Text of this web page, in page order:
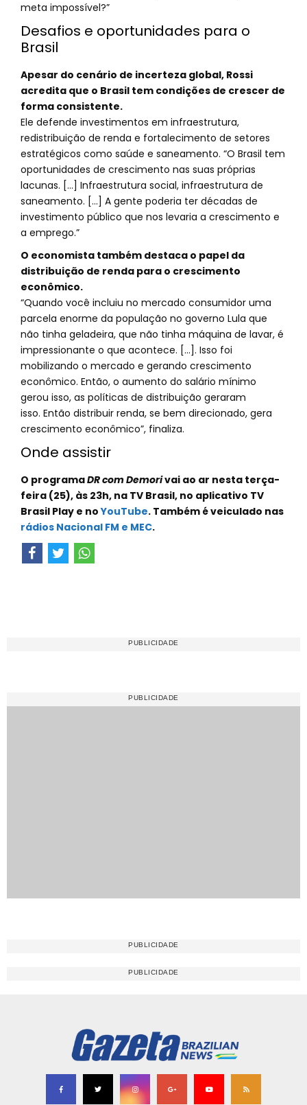
meta impossível?”
Desafios e oportunidades para o
Brasil
Apesar do cenário de incerteza global, Rossi
acredita que o Brasil tem condições de crescer de
forma consistente.
Ele defende investimentos em infraestrutura,
redistribuição de renda e fortalecimento de setores
estratégicos como saúde e saneamento. “O Brasil tem
oportunidades de crescimento nas suas próprias
lacunas. [...] Infraestrutura social, infraestrutura de
saneamento. [...] A gente poderia ter décadas de
investimento público que nos levaria a crescimento e
a emprego.”
O economista também destaca o papel da
distribuição de renda para o crescimento
econômico.
“Quando você incluiu no mercado consumidor uma
parcela enorme da população no governo Lula que
não tinha geladeira, que não tinha máquina de lavar, é
impressionante o que acontece. [...]. Isso foi
mobilizando o mercado e gerando crescimento
econômico. Então, o aumento do salário mínimo
gerou isso, as políticas de distribuição geraram
isso. Então distribuir renda, se bem direcionado, gera
crescimento econômico”, finaliza.
Onde assistir
O programaDR com Demorivai ao ar nesta terça-
feira (25), às 23h, na TV Brasil, no aplicativo TV
Brasil Play e noYouTube. Também é veiculado nas
rádios Nacional FM e MEC.